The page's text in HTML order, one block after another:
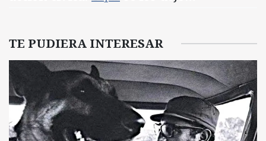
TE PUDIERA INTERESAR